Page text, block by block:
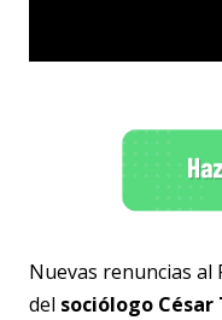
Nuevas renuncias al
del sociólogo